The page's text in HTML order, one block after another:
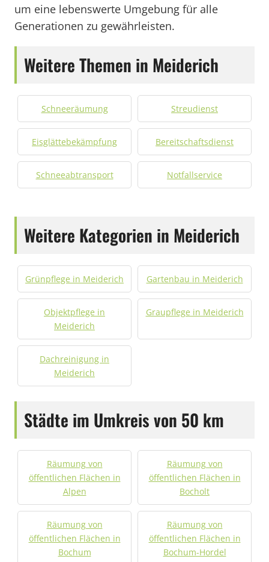
um eine lebenswerte Umgebung für alle
Generationen zu gewährleisten.
Weitere Themen in Meiderich
Schneeräumung Streudienst
Eisglättebekämpfung Bereitschaftsdienst
Schneeabtransport Notfallservice
Weitere Kategorien in Meiderich
Grünpflege in Meiderich Gartenbau in Meiderich
Objektpflege in
Meiderich
Graupflege in Meiderich
Dachreinigung in
Meiderich
Städte im Umkreis von 50 km
Räumung von
öffentlichen Flächen in
Alpen
Räumung von
öffentlichen Flächen in
Bocholt
Räumung von
öffentlichen Flächen in
Bochum
Räumung von
öffentlichen Flächen in
Bochum-Hordel